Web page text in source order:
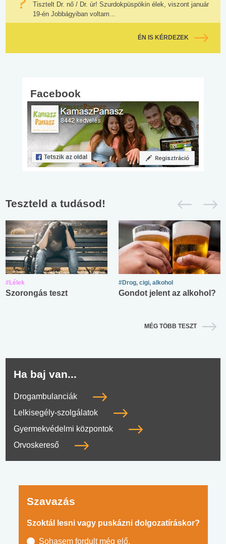
Tisztelt Dr. nő / Dr. úr! Szurdokpüspökin élek, viszont január
19-én Jobbágyiban voltam...
ÉN IS KÉRDEZEK
Facebook
Teszteld a tudásod!
#Lélek
Szorongás teszt
#Drog, cigi, alkohol
Gondot jelent az alkohol?
MÉG TÖBB TESZT
Ha baj van...
Drogambulanciák
Lelkisegély-szolgálatok
Gyermekvédelmi központok
Orvoskereső
Szavazás
Szoktál lesni vagy puskázni dolgozatíráskor?
Sohasem fordult még elő.